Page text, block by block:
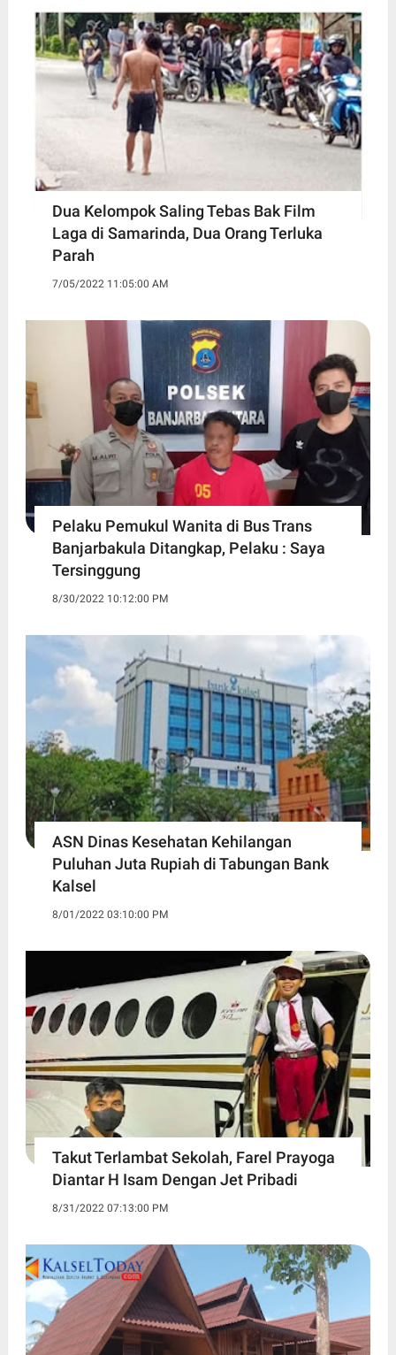
Dua Kelompok Saling Tebas Bak Film
Laga di Samarinda, Dua Orang Terluka
Parah
7/05/2022 11:05:00 AM
Pelaku Pemukul Wanita di Bus Trans
Banjarbakula Ditangkap, Pelaku : Saya
Tersinggung
8/30/2022 10:12:00 PM
ASN Dinas Kesehatan Kehilangan
Puluhan Juta Rupiah di Tabungan Bank
Kalsel
8/01/2022 03:10:00 PM
Takut Terlambat Sekolah, Farel Prayoga
Diantar H Isam Dengan Jet Pribadi
8/31/2022 07:13:00 PM